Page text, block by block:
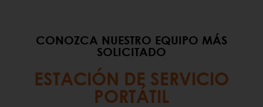
CONOZCA NUESTRO EQUIPO MÁS
SOLICITADO
ESTACIÓN DE SERVICIO
PORTÁTIL